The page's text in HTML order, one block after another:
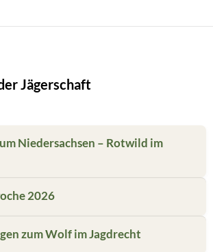
Jägerschaft
Niedersachsen – Rotwild im
2026
zum Wolf im Jagdrecht